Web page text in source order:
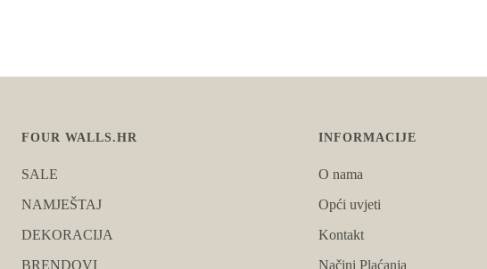
FOUR WALLS.HR
SALE
NAMJEŠTAJ
DEKORACIJA
BRENDOVI
INFORMACIJE
O nama
Opći uvjeti
Kontakt
Načini Plaćanja